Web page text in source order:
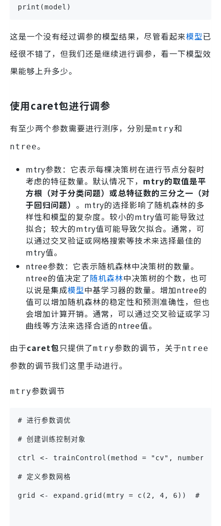
print(model)
这是一个没有经过调参的模型结果，尽管看起来模型已
经很不错了，但我们还是继续进行调参，看一下模型效
果能够上升多少。
使用caret包进行调参
有至少两个参数需要进行测序，分别是mtry和
ntree。
mtry参数：它表示每棵决策树在进行节点分裂时
考虑的特征数量。默认情况下， mtry的取值是平
方根（对于分类问题）或总特征数的三分之一（对
于回归问题） 。mtry的选择影响了随机森林的多
样性和模型的复杂度。较小的mtry值可能导致过
拟合；较大的mtry值可能导致欠拟合。通常，可
以通过交叉验证或网格搜索等技术来选择最佳的
mtry值。
ntree参数：它表示随机森林中决策树的数量。
ntree的值决定了随机森林中决策树的个数，也可
以说是集成模型中基学习器的数量。增加ntree的
值可以增加随机森林的稳定性和预测准确性，但也
会增加计算开销。通常，可以通过交叉验证或学习
曲线等方法来选择合适的ntree值。
由于caret包只提供了mtry参数的调节，关于ntree
参数的调节我们这里手动进行。
mtry参数调节
# 进行参数调优
# 创建训练控制对象
ctrl <- trainControl(method = "cv", number = 5) #使
# 定义参数网格
grid <- expand.grid(mtry = c(2, 4, 6))  # 每棵树中用于